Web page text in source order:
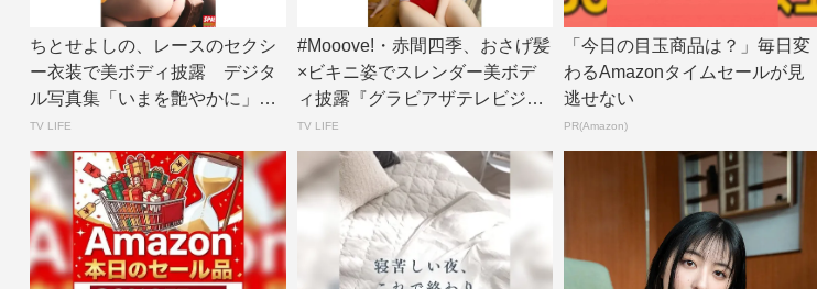
ちとせよしの、レースのセクシ
ー衣装で美ボディ披露 デジタ
ル写真集「いまを艶やかに」誌
面カット公開 |...
TV LIFE
#Mooove!・赤間四季、おさげ髪
×ビキニ姿でスレンダー美ボデ
ィ披露『グラビアザテレビジョ
ン』アザ...
TV LIFE
「今日の目玉商品は？」毎日変
わるAmazonタイムセールが見
逃せない
PR(Amazon)